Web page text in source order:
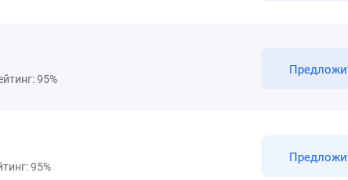
95%
95%